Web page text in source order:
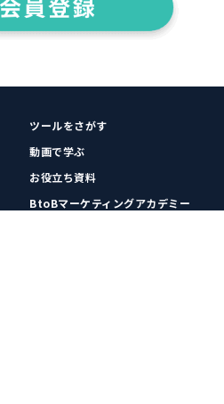
ツールをさがす
動画で学ぶ
お役立ち資料
BtoBマーケティングアカデミー